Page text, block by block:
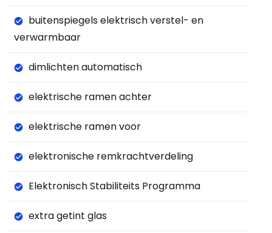
buitenspiegels elektrisch verstel- en
verwarmbaar
dimlichten automatisch
elektrische ramen achter
elektrische ramen voor
elektronische remkrachtverdeling
Elektronisch Stabiliteits Programma
extra getint glas